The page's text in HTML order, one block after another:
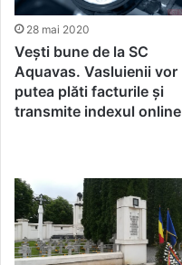
28 mai 2020
Vești bune de la SC
Aquavas. Vasluienii vor
putea plăti facturile și
transmite indexul online